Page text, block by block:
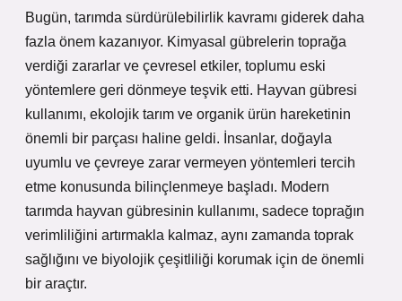
Bugün, tarımda sürdürülebilirlik kavramı giderek daha
fazla önem kazanıyor. Kimyasal gübrelerin toprağa
verdiği zararlar ve çevresel etkiler, toplumu eski
yöntemlere geri dönmeye teşvik etti. Hayvan gübresi
kullanımı, ekolojik tarım ve organik ürün hareketinin
önemli bir parçası haline geldi. İnsanlar, doğayla
uyumlu ve çevreye zarar vermeyen yöntemleri tercih
etme konusunda bilinçlenmeye başladı. Modern
tarımda hayvan gübresinin kullanımı, sadece toprağın
verimliliğini artırmakla kalmaz, aynı zamanda toprak
sağlığını ve biyolojik çeşitliliği korumak için de önemli
bir araçtır.